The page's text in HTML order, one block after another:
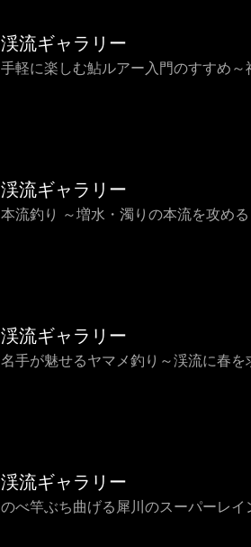
渓流ギャラリー
手軽に楽しむ鮎ルアー入門のすすめ～
渓流ギャラリー
本流釣り ～増水・濁りの本流を攻める
渓流ギャラリー
名手が魅せるヤマメ釣り～渓流に春を
渓流ギャラリー
のべ竿ぶち曲げる犀川のスーパーレイ